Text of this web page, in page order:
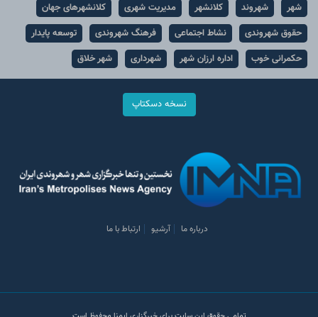
شهر شهروند کلانشهر مدیریت شهری
کلانشهرهای جهان
حقوق شهروندی
نشاط اجتماعی فرهنگ شهروندی
توسعه پایدار
حکمرانی خوب
اداره ارزان شهر شهرداری شهر خلاق
نسخه دسکتاپ
درباره ما آرشیو ارتباط با ما